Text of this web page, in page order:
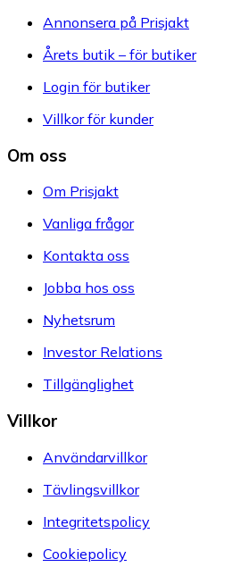
Annonsera på Prisjakt
Årets butik – för butiker
Login för butiker
Villkor för kunder
Om oss
Om Prisjakt
Vanliga frågor
Kontakta oss
Jobba hos oss
Nyhetsrum
Investor Relations
Tillgänglighet
Villkor
Användarvillkor
Tävlingsvillkor
Integritetspolicy
Cookiepolicy